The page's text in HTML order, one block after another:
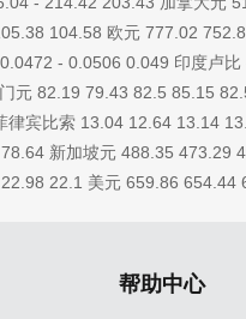
104.58 欧元 777.02
- 0.0506 0.049 印度卢
元 82.19 79.43 82.5 85.15
律宾比索 13.04 12.64 13.14
新加坡元 488.35 473.29
22.1 美元 659.86
帮助中心